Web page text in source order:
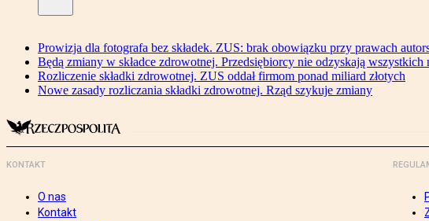
Prowizja dla fotografa bez składek. ZUS: brak obowiązku przy prawach
Będą zmiany w składce zdrowotnej. Przedsiębiorcy nie odzyskają wszystkich
Rozliczenie składki zdrowotnej. ZUS oddał firmom ponad miliard złotych
Nowe zasady rozliczania składki zdrowotnej. Rząd szykuje zmiany
KONTAKT
O nas
Kontakt